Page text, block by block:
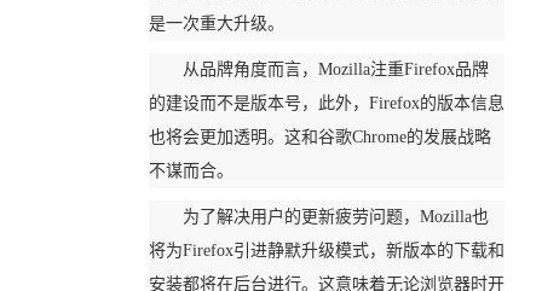
是一次重大升级。
从品牌角度而言，Mozilla注重Firefox品牌
的建设而不是版本号，此外，Firefox的版本信息
也将会更加透明。这和谷歌Chrome的发展战略
不谋而合。
为了解决用户的更新疲劳问题，Mozilla也
将为Firefox引进静默升级模式，新版本的下载和
安装都将在后台进行。这意味着无论浏览器时开